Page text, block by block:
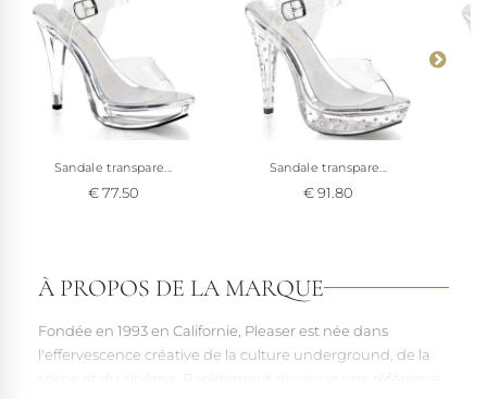
Sandale transpare...
€ 77.50
Sandale transpare...
€ 91.80
À PROPOS DE LA MARQUE
Fondée en 1993 en Californie, Pleaser est née dans
l'effervescence créative de la culture underground, de la